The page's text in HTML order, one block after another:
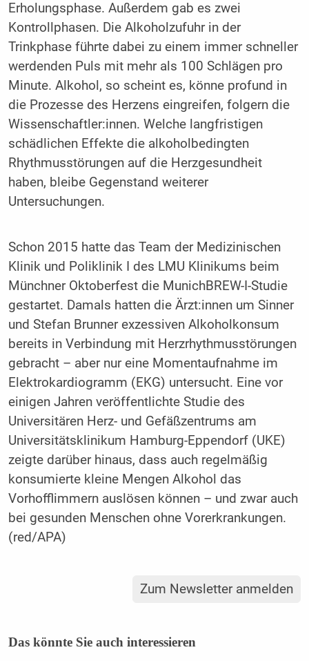
Erholungsphase. Außerdem gab es zwei
Kontrollphasen. Die Alkoholzufuhr in der
Trinkphase führte dabei zu einem immer schneller
werdenden Puls mit mehr als 100 Schlägen pro
Minute. Alkohol, so scheint es, könne profund in
die Prozesse des Herzens eingreifen, folgern die
Wissenschaftler:innen. Welche langfristigen
schädlichen Effekte die alkoholbedingten
Rhythmusstörungen auf die Herzgesundheit
haben, bleibe Gegenstand weiterer
Untersuchungen.
Schon 2015 hatte das Team der Medizinischen
Klinik und Poliklinik I des LMU Klinikums beim
Münchner Oktoberfest die MunichBREW-I-Studie
gestartet. Damals hatten die Ärzt:innen um Sinner
und Stefan Brunner exzessiven Alkoholkonsum
bereits in Verbindung mit Herzrhythmusstörungen
gebracht – aber nur eine Momentaufnahme im
Elektrokardiogramm (EKG) untersucht. Eine vor
einigen Jahren veröffentlichte Studie des
Universitären Herz- und Gefäßzentrums am
Universitätsklinikum Hamburg-Eppendorf (UKE)
zeigte darüber hinaus, dass auch regelmäßig
konsumierte kleine Mengen Alkohol das
Vorhofflimmern auslösen können – und zwar auch
bei gesunden Menschen ohne Vorerkrankungen.
(red/APA)
Zum Newsletter anmelden
Das könnte Sie auch interessieren